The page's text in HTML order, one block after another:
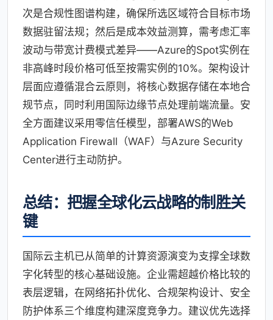
次是合规性图谱构建，确保所选区域符合目标市场
数据驻留法规；然后是成本效益测算，需考虑汇率
波动与带宽计费模式差异——Azure的Spot实例在
非高峰时段价格可低至按需实例的10%。架构设计
层面应遵循混合云原则，将核心数据存储在本地合
规节点，同时利用国际边缘节点处理前端流量。安
全方面建议采用零信任模型，部署AWS的Web
Application Firewall（WAF）与Azure Security
Center进行主动防护。
总结：把握全球化云战略的制胜关
键
国际云主机已从简单的计算资源演变为支撑全球数
字化转型的核心基础设施。企业需超越价格比较的
表层逻辑，在网络拓扑优化、合规架构设计、安全
防护体系三个维度构建深度竞争力。建议优先选择